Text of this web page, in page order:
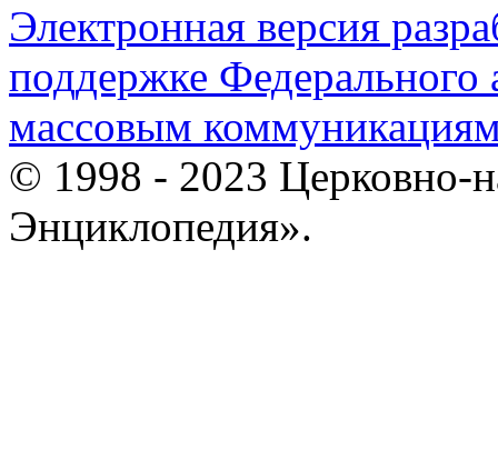
Электронная версия
поддержке Федерального
массовым
© 1998 - 2023 Церковно-
Энциклопедия».